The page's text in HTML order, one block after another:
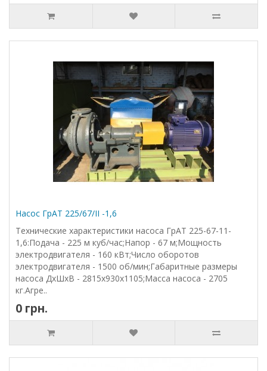
Насос ГрАТ 225/67/II -1,6
Технические характеристики насоса ГрАТ 225-67-11-
1,6:Подача - 225 м куб/час;Напор - 67 м;Мощность
электродвигателя - 160 кВт;Число оборотов
электродвигателя - 1500 об/мин;Габаритные размеры
насоса ДхШхВ - 2815х930х1105;Масса насоса - 2705
кг.Агре..
0 грн.